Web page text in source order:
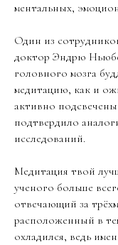
ментальных,
Один из
доктор Эндрю
головного мозга
медитацию, как и
активно
подтвердило
исследований.
Медитация твой
ученого больше
отвечающий за
расположенный в
охладился, ведь